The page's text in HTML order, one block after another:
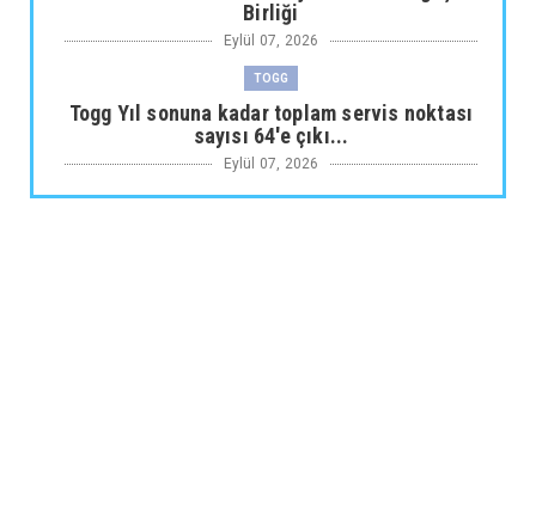
Birliği
Eylül 07, 2026
TOGG
Togg Yıl sonuna kadar toplam servis noktası
sayısı 64'e çıkı...
Eylül 07, 2026
ARABA KAMPANYALARI